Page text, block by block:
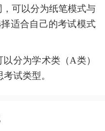
可以分为纸笔模式与
适合自己的考试模式
分为学术类（A类）
试类型。